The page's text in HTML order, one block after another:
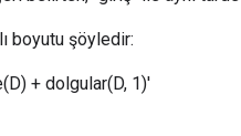
boyutu şöyledir:
+ dolgular(D, 1)'